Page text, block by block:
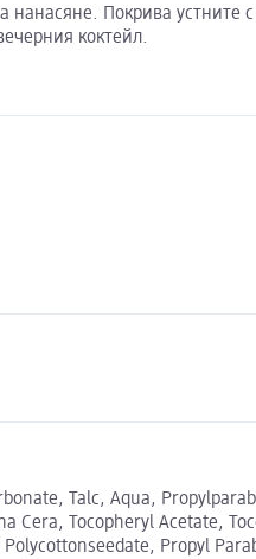
нанасяне. Покрива
коктейл.
Talc, Aqua,
Cera, Tocopheryl Acetate,
Propyl